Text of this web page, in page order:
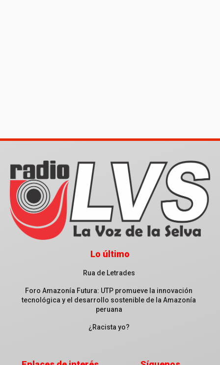
Lo último
Rua de Letrades
Foro Amazonía Futura: UTP promueve la innovación
tecnológica y el desarrollo sostenible de la Amazonía
peruana
¿Racista yo?